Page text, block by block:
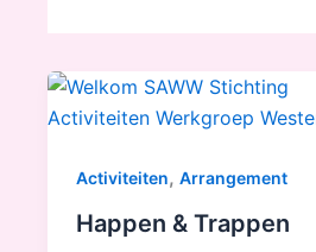
Activiteiten, Arrangement
Happen & Trappen